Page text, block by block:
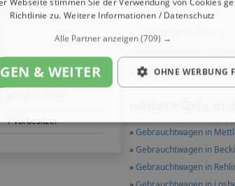
»Neuwagen in Merzig
Jahreswagen in Merzig
Autohäuser in Merzig
»Gebrauchtwagen in
»Gebrauchtwagen in
»Gebrauchtwagen in
28.490 EUR
1 Vorbesitzer
Richtlinie zu. Weitere Informationen / Datenschutz
Alle Partner anzeigen(709) →
& WEITER OHNE WERBUNG